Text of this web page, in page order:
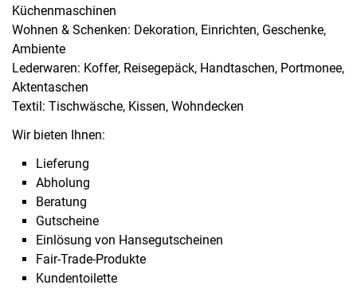
Küchenmaschinen
Wohnen & Schenken: Dekoration, Einrichten, Geschenke,
Ambiente
Lederwaren: Koffer, Reisegepäck, Handtaschen, Portmonee,
Aktentaschen
Textil: Tischwäsche, Kissen, Wohndecken
Wir bieten Ihnen:
Lieferung
Abholung
Beratung
Gutscheine
Einlösung von Hansegutscheinen
Fair-Trade-Produkte
Kundentoilette